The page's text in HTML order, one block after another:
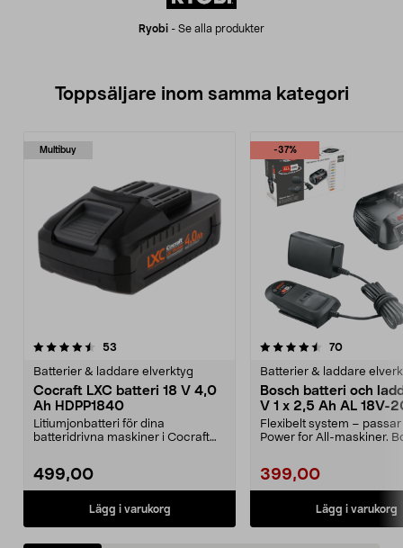
Ryobi - Se alla produkter
Toppsäljare inom samma kategori
Multibuy
53
Batterier & laddare elverktyg
Cocraft LXC batteri 18 V 4,0
Ah HDPP1840
Litiumjonbatteri för dina
batteridrivna maskiner i Cocraft
499,00
Lägg i varukorg
-37%
4.5 av 5 stjärnor 70recensioner
Batterier & laddare
Bosch batteri och
V 1 x 2,5 Ah AL 18V-
Flexibelt system – passar
Power for All-maskiner.
399,00
Lägg i varukorg
4.5 av 5 stjärnor